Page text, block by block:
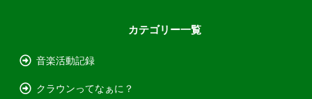
カテゴリー一覧
音楽活動記録
クラウンってなぁに？